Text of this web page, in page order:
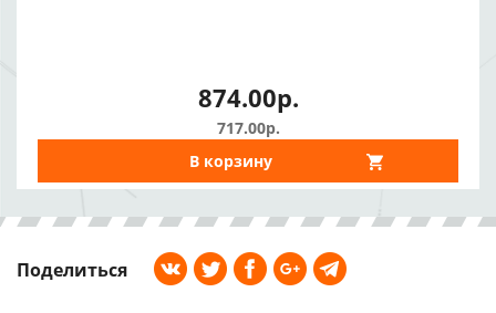
874.00р.
717.00р.
В корзину
Поделиться